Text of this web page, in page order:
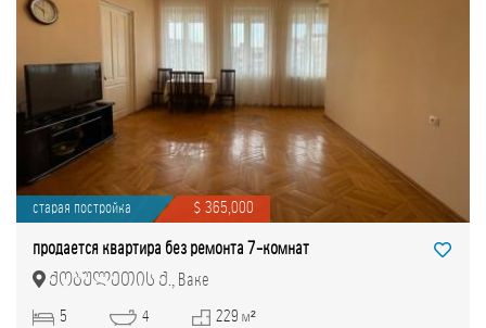
старая постройка $ 365,000
продается квартира без ремонта 7-комнат
ქობულეთის ქ., Ваке
5 4 229 м²